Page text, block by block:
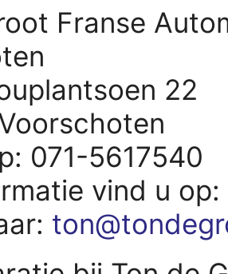
Franse
22
071-5617540
vind u op: